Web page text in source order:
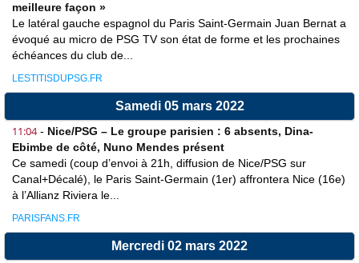
meilleure façon »
Le latéral gauche espagnol du Paris Saint-Germain Juan Bernat a
évoqué au micro de PSG TV son état de forme et les prochaines
échéances du club de...
LESTITISDUPSG.FR
Samedi 05 mars 2022
11:04- Nice/PSG – Le groupe parisien : 6 absents, Dina-
Ebimbe de côté, Nuno Mendes présent
Ce samedi (coup d’envoi à 21h, diffusion de Nice/PSG sur
Canal+Décalé), le Paris Saint-Germain (1er) affrontera Nice (16e)
à l’Allianz Riviera le...
PARISFANS.FR
Mercredi 02 mars 2022